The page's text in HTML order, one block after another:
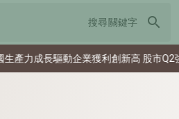
search
長驅動企業獲利創新高 股市Q2強勁反彈